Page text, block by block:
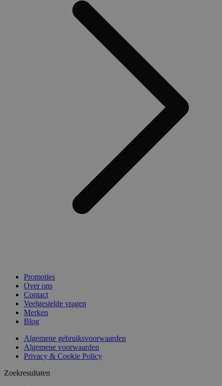
Promoties
Over ons
Contact
Veelgestelde vragen
Merken
Blog
Algemene gebruiksvoorwaarden
Algemene voorwaarden
Privacy & Cookie Policy
Zoekresultaten